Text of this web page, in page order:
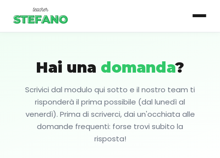
Essenziale
Intermedio
Hai una domanda?
Scrivici dal modulo qui sotto e il nostro team ti
risponderà il prima possibile (dal lunedì al
venerdì). Prima di scriverci, dai un'occhiata alle
domande frequenti: forse trovi subito la
risposta!